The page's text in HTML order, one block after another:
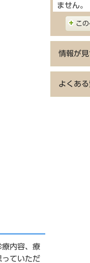
療内容、療
っていただ
ません。
こ
情報が
よくあ